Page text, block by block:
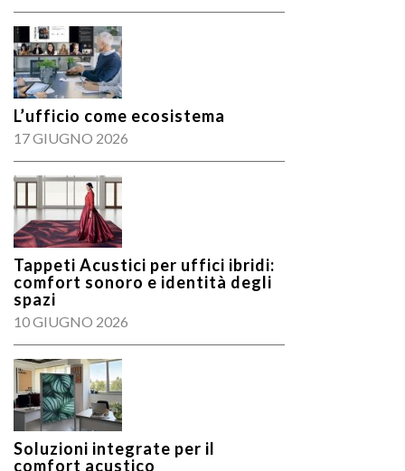
L’ufficio come ecosistema
17 GIUGNO 2026
Tappeti Acustici per uffici ibridi:
comfort sonoro e identità degli
spazi
10 GIUGNO 2026
Soluzioni integrate per il
comfort acustico